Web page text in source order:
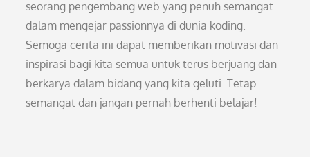
seorang pengembang web yang penuh semangat
dalam mengejar passionnya di dunia koding.
Semoga cerita ini dapat memberikan motivasi dan
inspirasi bagi kita semua untuk terus berjuang dan
berkarya dalam bidang yang kita geluti. Tetap
semangat dan jangan pernah berhenti belajar!